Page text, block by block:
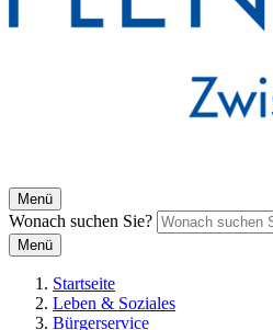
Menü
Wonach suchen Sie?
Menü
Startseite
Leben & Soziales
Bürgerservice